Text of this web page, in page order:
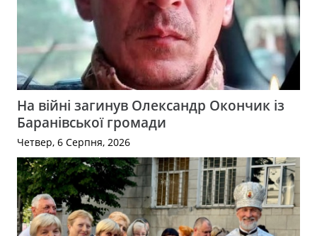
На війні загинув Олександр Окончик із
Баранівської громади
Четвер, 6 Серпня, 2026